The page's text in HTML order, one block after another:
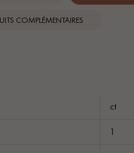
COMPLÉMENTAIRES
ct
1